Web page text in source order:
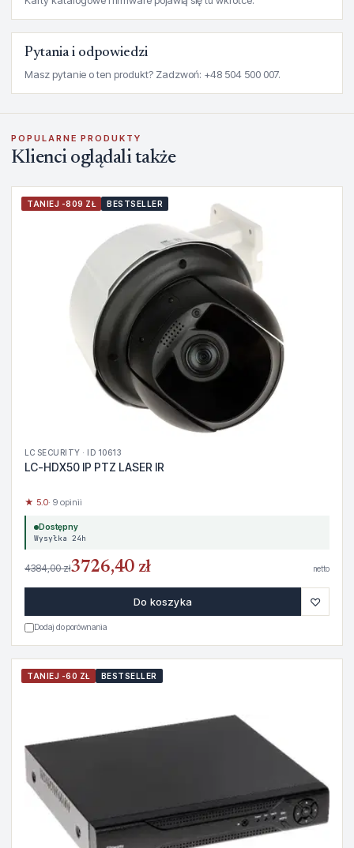
Pytania i odpowiedzi
Masz pytanie o ten produkt? Zadzwoń: +48 504 500 007.
POPULARNE PRODUKTY
Klienci oglądali także
TANIEJ -809 ZŁ BESTSELLER
LC SECURITY · ID 10613
LC-HDX50 IP PTZ LASER IR
★ 5.0· 9 opinii
Dostępny
Wysyłka 24h
4384,00 zł3726,40 zł netto
Do koszyka ♡
Dodaj do porównania
TANIEJ -60 ZŁ BESTSELLER